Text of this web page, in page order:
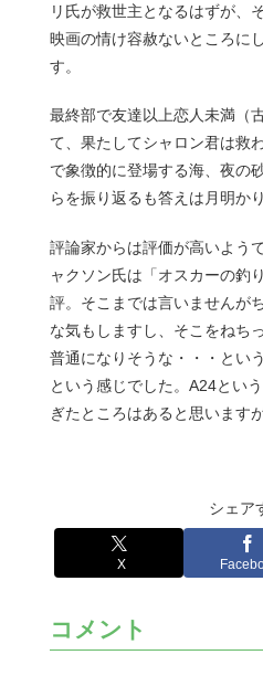
リ氏が救世主となるはずが、
映画の情け容赦ないところに
す。
最終部で友達以上恋人未満（
て、果たしてシャロン君は救
で象徴的に登場する海、夜の
らを振り返るも答えは月明かり
評論家からは評価が高いよう
ャクソン氏は「オスカーの釣
評。そこまでは言いませんが
な気もしますし、そこをねち
普通になりそうな・・・とい
という感じでした。A24とい
ぎたところはあると思いますが
シェア
X
コメント